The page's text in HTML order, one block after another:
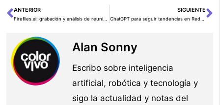
Ant
ANTERIOR SIGUIENTE
Alan Sonny
Escribo sobre inteligencia
artificial, robótica y tecnología y
sigo la actualidad y notas del